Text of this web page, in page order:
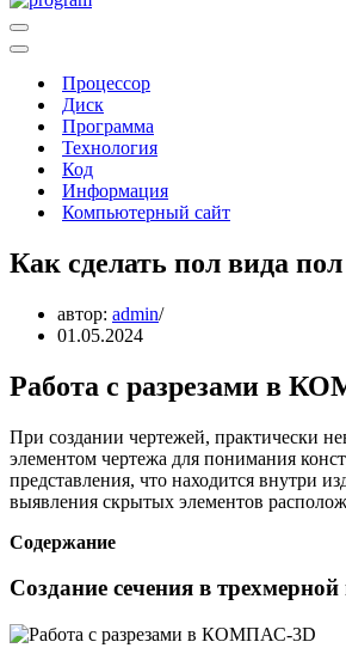
Меню
навигации
Меню
навигацииПроцессор
Диск
Программа
Технология
Код
Информация
Компьютерный сайт
Как сделать пол вида
автор: admin
01.05.2024
Работа с разрезами в
При создании чертежей, практически
элементом чертежа для понимания
представления, что находится внутри
выявления скрытых элементов
Содержание
Создание сечения в